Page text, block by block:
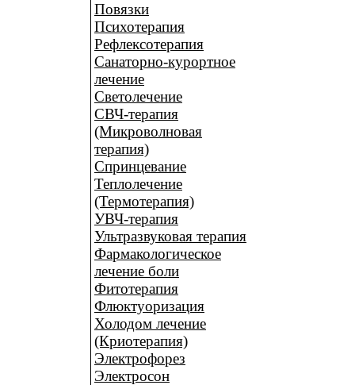
Повязки
Психотерапия
Рефлексотерапия
Санаторно-курортное
лечение
Светолечение
СВЧ-терапия
(Микроволновая
терапия)
Спринцевание
Теплолечение
(Термотерапия)
УВЧ-терапия
Ультразвуковая терапия
Фармакологическое
лечение боли
Фитотерапия
Флюктуоризация
Холодом лечение
(Криотерапия)
Электрофорез
Электросон